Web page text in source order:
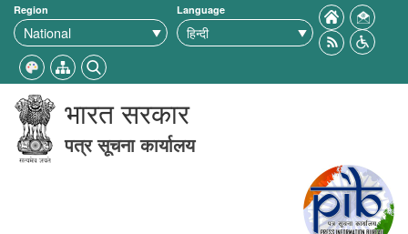
Region Language
भारत सरकार
पत्र सूचना कार्यालय